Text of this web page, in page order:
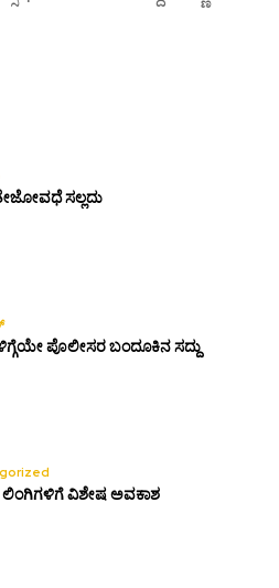
ಸಲ್ಲದು
ಪೊಲೀಸರ ಬಂದೂಕಿನ ಸದ್ದು
ಲಿಂಗಿಗಳಿಗೆ ವಿಶೇಷ ಅವಕಾಶ